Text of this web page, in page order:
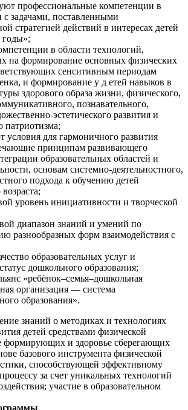
профессиональные компетенции в
с задачами, поставленными
стратегией действий в интересах детей
годы»;
в области технологий,
на формирование основных физических
сенситивным периодам
и формирование у д етей навыков в
здорового образа жизни, физического,
познавательного,
эстетического развития и
патриотизма;
условия для гармоничного развития
принципам развивающего
образовательных областей и
основам системно-деятельностного,
подхода к обучению детей
уровень инициативности и творческой
диапазон знаний и умений по
разнообразных форм взаимодействия с
образовательных услуг и
дошкольного образования;
«ребёнок–семья–дошкольная
организация — система
образования».
знаний о методиках и технологиях
детей средствами физической
формирующих и здоровье сберегающих
базового инструмента физической
способствующей эффективному
за счет уникальных технологий
участие в образовательном